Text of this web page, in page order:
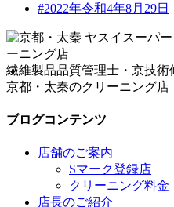
#2022年令和4年8月29日
繊維製品品質管理士・京技術
京都・太秦のクリーニング店
ブログコンテンツ
店舗のご案内
Sマーク登録店
クリーニング料金
店長のご紹介